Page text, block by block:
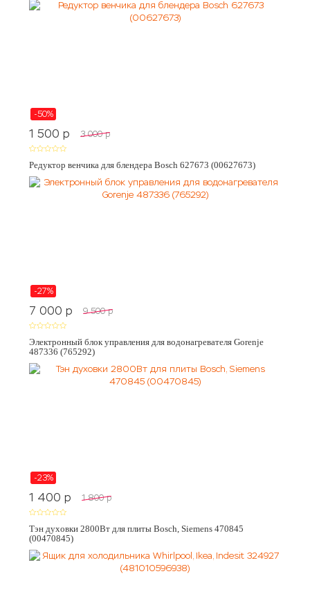
-50%
1 500 p 3 000 p
Редуктор венчика для блендера Bosch 627673 (00627673)
-27%
7 000 p 9 500 p
Электронный блок управления для водонагревателя Gorenje
487336 (765292)
-23%
1 400 p 1 800 p
Тэн духовки 2800Вт для плиты Bosch, Siemens 470845
(00470845)